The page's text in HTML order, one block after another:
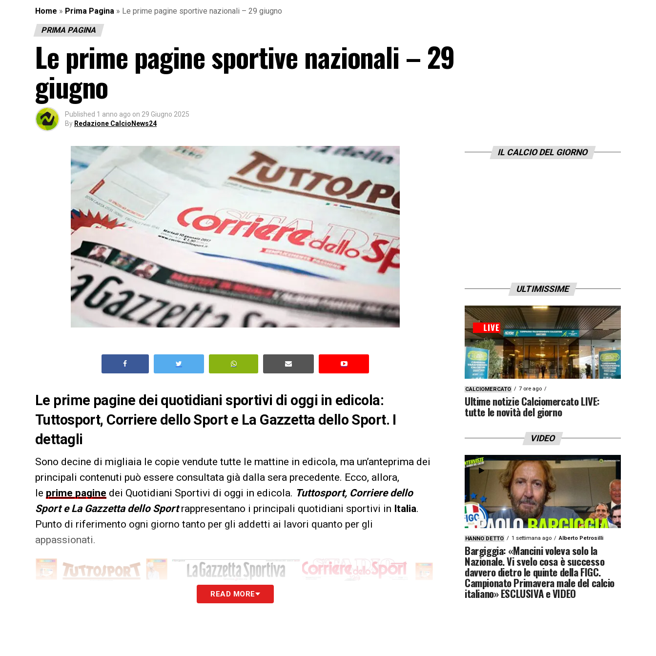
Home » Prima Pagina » Le prime pagine sportive nazionali – 29 giugno
PRIMA PAGINA
Le prime pagine sportive nazionali – 29
giugno
Published 1 anno ago on 29 Giugno 2025
By Redazione CalcioNews24
Le prime pagine dei quotidiani sportivi di oggi in edicola:
Tuttosport, Corriere dello Sport e La Gazzetta dello Sport. I
dettagli
Sono decine di migliaia le copie vendute tutte le mattine in edicola, ma un’anteprima dei
principali contenuti può essere consultata già dalla sera precedente. Ecco, allora,
le prime pagine dei Quotidiani Sportivi di oggi in edicola. Tuttosport, Corriere dello
Sport e La Gazzetta dello Sportrappresentano i principali quotidiani sportivi in Italia.
Punto di riferimento ogni giorno tanto per gli addetti ai lavori quanto per gli
appassionati.
READ MORE
IL CALCIO DEL GIORNO
ULTIMISSIME
CALCIOMERCATO 7 ore ago
Ultime notizie Calciomercato LIVE:
tutte le novità del giorno
VIDEO
HANNO DETTO 1 settimana ago Alberto Petrosilli
Bargiggia: «Mancini voleva solo la
Nazionale. Vi svelo cosa è successo
davvero dietro le quinte della FIGC.
Campionato Primavera male del calcio
italiano» ESCLUSIVA e VIDEO